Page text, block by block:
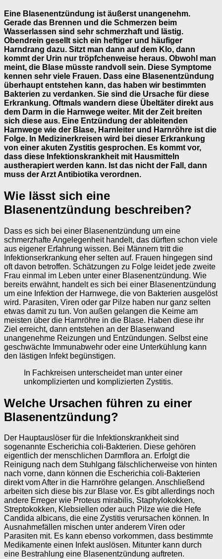
Eine Blasenentzündung ist äußerst unangenehm.
Gerade das Brennen und die Schmerzen beim
Wasserlassen sind sehr schmerzhaft und lästig.
Obendrein gesellt sich ein heftiger und häufiger
Harndrang dazu. Sitzt man dann auf dem Klo, dann
kommt der Urin nur tröpfchenweise heraus. Obwohl man
meint, die Blase müsste randvoll sein. Diese Symptome
kennen sehr viele Frauen. Dass eine Blasenentzündung
überhaupt entstehen kann, das haben wir bestimmten
Bakterien zu verdanken. Sie sind die Ursache für diese
Erkrankung. Oftmals wandern diese Übeltäter direkt aus
dem Darm in die Harnwege weiter. Mit der Zeit breiten
sich diese aus. Eine Entzündung der ableitenden
Harnwege wie der Blase, Harnleiter und Harnröhre ist die
Folge. In Medizinerkreisen wird bei dieser Erkrankung
von einer akuten Zystitis gesprochen. Es kommt vor,
dass diese Infektionskrankheit mit Hausmitteln
austherapiert werden kann. Ist das nicht der Fall, dann
muss der Arzt Antibiotika verordnen.
Wie lässt sich eine
Blasenentzündung beschreiben?
Dass es sich bei einer Blasenentzündung um eine
schmerzhafte Angelegenheit handelt, das dürften schon viele
aus eigener Erfahrung wissen. Bei Männern tritt die
Infektionserkrankung eher selten auf. Frauen hingegen sind
oft davon betroffen. Schätzungen zu Folge leidet jede zweite
Frau einmal im Leben unter einer Blasenentzündung. Wie
bereits erwähnt, handelt es sich bei einer Blasenentzündung
um eine Infektion der Harnwege, die von Bakterien ausgelöst
wird. Parasiten, Viren oder gar Pilze haben nur ganz selten
etwas damit zu tun. Von außen gelangen die Keime am
meisten über die Harnröhre in die Blase. Haben diese ihr
Ziel erreicht, dann entstehen an der Blasenwand
unangenehme Reizungen und Entzündungen. Selbst eine
geschwächte Immunabwehr oder eine Unterkühlung kann
den lästigen Infekt begünstigen.
In Fachkreisen unterscheidet man unter einer
unkomplizierten und komplizierten Zystitis.
Welche Ursachen führen zu einer
Blasenentzündung?
Der Hauptauslöser für die Infektionskrankheit sind
sogenannte Escherichia coli-Bakterien. Diese gehören
eigentlich der menschlichen Darmflora an. Erfolgt die
Reinigung nach dem Stuhlgang fälschlicherweise von hinten
nach vorne, dann können die Escherichia coli-Bakterien
direkt vom After in die Harnröhre gelangen. Anschließend
arbeiten sich diese bis zur Blase vor. Es gibt allerdings noch
andere Erreger wie Proteus mirabilis, Staphylokokken,
Streptokokken, Klebsiellen oder auch Pilze wie die Hefe
Candida albicans, die eine Zystitis verursachen können. In
Ausnahmefällen mischen unter anderem Viren oder
Parasiten mit. Es kann ebenso vorkommen, dass bestimmte
Medikamente einen Infekt auslösen. Mitunter kann durch
eine Bestrahlung eine Blasenentzündung auftreten.